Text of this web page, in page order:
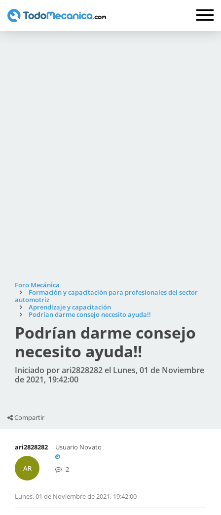
Foro Mecánica
Formación y capacitación para profesionales del sector
automotriz
Aprendizaje y capacitación
Podrían darme consejo necesito ayuda!!
Podrían darme consejo
necesito ayuda!!
Iniciado por ari2828282 el Lunes, 01 de Noviembre
de 2021, 19:42:00
Compartir
ari2828282
AR
Usuario Novato
2
Lunes, 01 de Noviembre de 2021, 19:42:00